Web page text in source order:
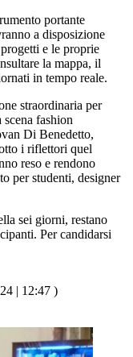
portante
a disposizione
e le proprie
la mappa, il
in tempo reale.
straordinaria per
fashion
Di Benedetto,
i riflettori quel
reso e rendono
per studenti, designer
sei giorni, restano
Per candidarsi
| 12:47 )